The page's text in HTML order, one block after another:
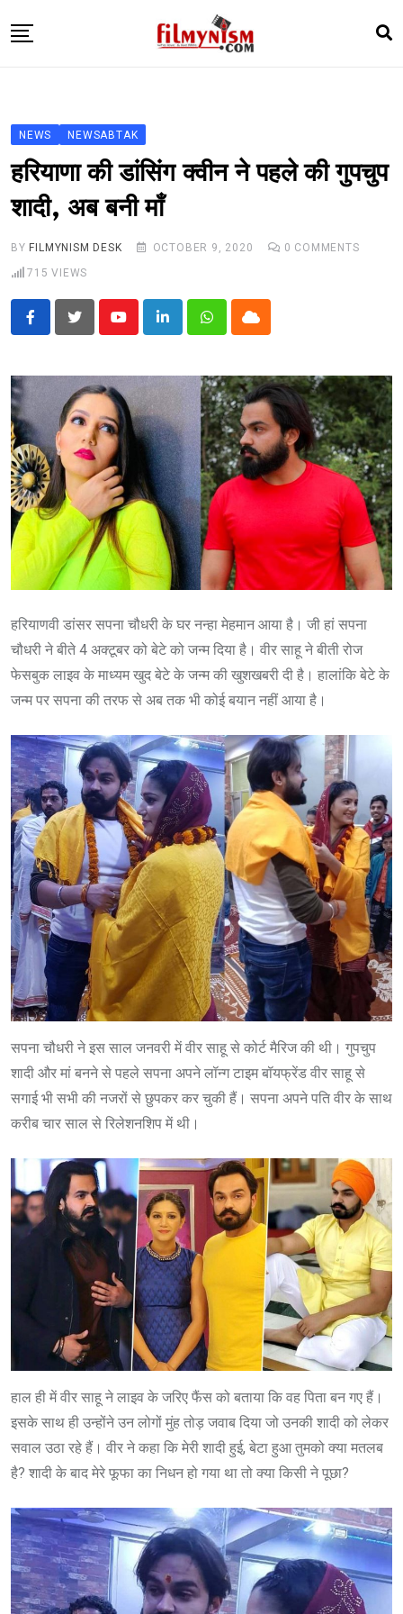
to
TELEVISION
BHOJPURI
NEWS ABTAK
STARRY SIDES
NEWS NEWSABTAK
हरियाणा की डांसिंग क्वीन ने पहले की गुपचुप
शादी, अब बनी माँ
BY FILMYNISM DESK OCTOBER 9, 2020 0 COMMENTS
715 VIEWS
YoutubeLinkedInWhatsappCloud
हरियाणवी डांसर सपना चौधरी के घर नन्हा मेहमान आया है। जी हां सपना
चौधरी ने बीते 4 अक्टूबर को बेटे को जन्म दिया है। वीर साहू ने बीती रोज
फेसबुक लाइव के माध्यम खुद बेटे के जन्म की खुशखबरी दी है। हालांकि बेटे के
जन्म पर सपना की तरफ से अब तक भी कोई बयान नहीं आया है।
सपना चौधरी ने इस साल जनवरी में वीर साहू से कोर्ट मैरिज की थी। गुपचुप
शादी और मां बनने से पहले सपना अपने लॉन्ग टाइम बॉयफ्रेंड वीर साहू से
सगाई भी सभी की नजरों से छुपकर कर चुकी हैं। सपना अपने पति वीर के साथ
करीब चार साल से रिलेशनशिप में थी।
हाल ही में वीर साहू ने लाइव के जरिए फैंस को बताया कि वह पिता बन गए हैं।
इसके साथ ही उन्होंने उन लोगों मुंह तोड़ जवाब दिया जो उनकी शादी को लेकर
सवाल उठा रहे हैं। वीर ने कहा कि मेरी शादी हुई, बेटा हुआ तुमको क्या मतलब
है? शादी के बाद मेरे फूफा का निधन हो गया था तो क्या किसी ने पूछा?